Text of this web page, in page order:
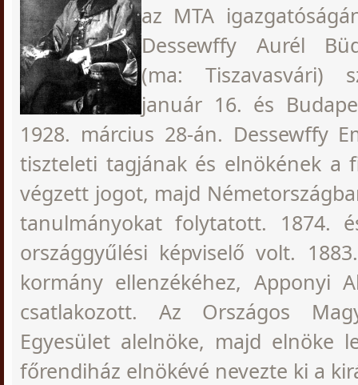
az MTA
Dessewffy Aurél
(ma: Tiszavasvári)
január 16. és
1928. március 28-án. Dessewffy
tiszteleti tagjának és elnökének a
végzett jogot, majd
tanulmányokat folytatott. 1874.
országgyűlési képviselő volt.
kormány ellenzékéhez, Apponyi
csatlakozott. Az Országos
Egyesület alelnöke, majd elnöke
főrendiház elnökévé nevezte ki a